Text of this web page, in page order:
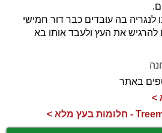
לנגריה בה עובדים כבר דור חמישי
להרגיש את העץ ולעבד אותו בא
באתר
>